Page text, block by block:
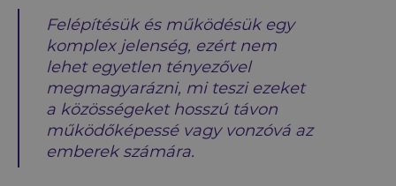
Felépítésük és működésük egy
komplex jelenség, ezért nem
lehet egyetlen tényezővel
megmagyarázni, mi teszi ezeket
a közösségeket hosszú távon
működőképessé vagy vonzóvá az
emberek számára.